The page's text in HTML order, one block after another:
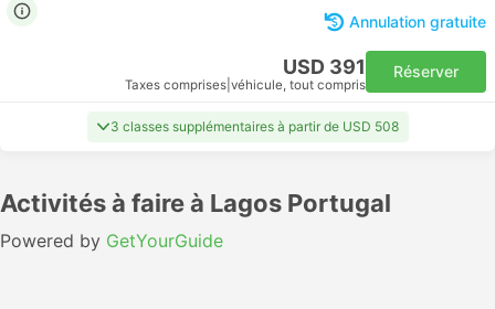
Annulation gratuite
USD 391
Taxes comprises véhicule, tout compris
Réserver
3 classes supplémentaires à partir de USD 508
Activités à faire à Lagos Portugal
Powered by GetYourGuide